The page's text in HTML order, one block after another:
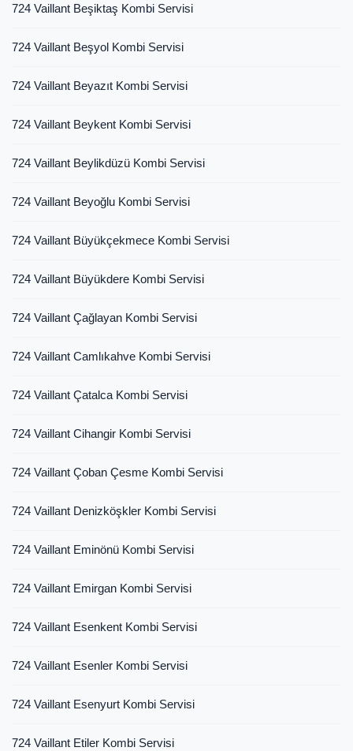
724 Vaillant Beşiktaş Kombi Servisi
724 Vaillant Beşyol Kombi Servisi
724 Vaillant Beyazıt Kombi Servisi
724 Vaillant Beykent Kombi Servisi
724 Vaillant Beylikdüzü Kombi Servisi
724 Vaillant Beyoğlu Kombi Servisi
724 Vaillant Büyükçekmece Kombi Servisi
724 Vaillant Büyükdere Kombi Servisi
724 Vaillant Çağlayan Kombi Servisi
724 Vaillant Camlıkahve Kombi Servisi
724 Vaillant Çatalca Kombi Servisi
724 Vaillant Cihangir Kombi Servisi
724 Vaillant Çoban Çesme Kombi Servisi
724 Vaillant Denizköşkler Kombi Servisi
724 Vaillant Eminönü Kombi Servisi
724 Vaillant Emirgan Kombi Servisi
724 Vaillant Esenkent Kombi Servisi
724 Vaillant Esenler Kombi Servisi
724 Vaillant Esenyurt Kombi Servisi
724 Vaillant Etiler Kombi Servisi